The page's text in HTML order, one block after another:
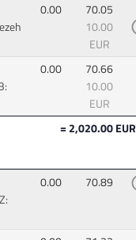
0.00
70.05
10.00
EUR
0.00
70.66
10.00
EUR
= 2,020.00 EUR
0.00 70.89